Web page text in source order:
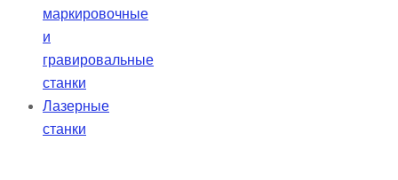
маркировочные
и
гравировальные
станки
Лазерные
станки